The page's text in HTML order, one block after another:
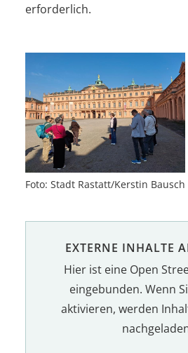
erforderlich.
Foto: Stadt Rastatt/Kerstin Bausch
EXTERNE INHALTE
Hier ist eine Open
eingebunden. Wenn
aktivieren, werden